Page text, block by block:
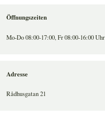
Öffnungszeiten
Mo-Do 08:00-17:00, Fr 08:00-16:00 Uhr
Adresse
Rådhusgatan 21